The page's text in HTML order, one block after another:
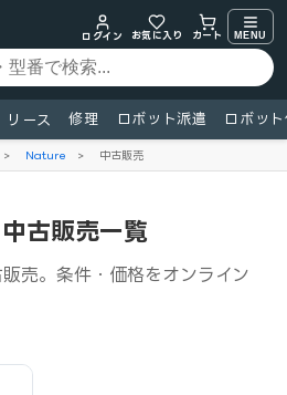
ログイン
お気に入り カート MENU
リース 修理 ロボット派遣 ロボッ
> Nature > 中古販売
古販売一覧
売。条件・価格をオンライン